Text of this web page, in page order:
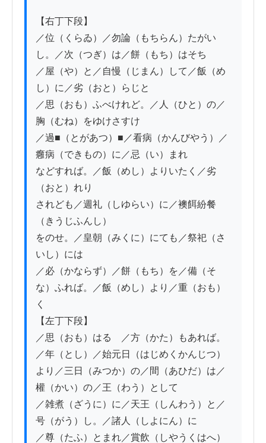
【右丁下段】
／位（くらゐ）／勿論（もちらん）たがい
し。／次（つぎ）は／餅（もち）はそち
／屋（や）と／自慢（じまん）して／飯（め
し）に／劣（おと）らじと
／思（おも）ふべけれど。／人（ひと）の／
胸（むね）をゆけさすけ
／過■（とがあつ）■／看病（かんびやう）／
癰病（できもの）に／忌（い）まれ
などすれば。／飯（めし）よりいたく／劣
（おと）れり
されども／週礼（しゆらい）に／襖餌紛餐
（きうじふんし）
をのせ。／皇朝（みくに）にても／祭祀（さ
いし）には
／必（かならず）／餅（もち）を／備（そ
な）ふれば。／飯（めし）より／重（おも）
く
【左丁下段】
／思（おも）はるゝ／方（かた）もあれば。
／年（とし）／始元日（はじめくかんじつ）
より／三日（みつか）の／間（あひだ）は／
權（かい）の／王（わう）として
／雑煮（ざうに）に／天王（しんわう）と／
号（がう）し。／諸人（しよにん）に
／尊（たふ）とまれ／賞飲（しやうくはへ）